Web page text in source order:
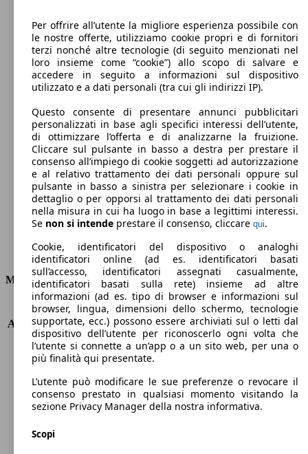
Benzina
Carburante
147 g/km
Emissioni di CO2 (combinato)*
Ø 6.4 l/100km
Consumi
Motore e Prestazioni
KW (PS)
148 kW (200 PS)
Accelerazione (0-100 km/h) 5.7s
Velocità massima (km/h)
230 km/h
Numero di marce
8
Cilindrata
1995 ccm
Carburante
Benzina
Trasmissione
Per offrire all’utente la migliore esperienza possibile con
le nostre offerte, utilizziamo cookie propri e di fornitori
terzi nonché altre tecnologie (di seguito menzionati nel
loro insieme come “cookie”) allo scopo di salvare e
accedere in seguito a informazioni sul dispositivo
utilizzato e a dati personali (tra cui gli indirizzi IP).
Questo consente di presentare annunci pubblicitari
personalizzati in base agli specifici interessi dell’utente,
di ottimizzare l’offerta e di analizzarne la fruizione.
Cliccare sul pulsante in basso a destra per prestare il
consenso all’impiego di cookie soggetti ad autorizzazione
e al relativo trattamento dei dati personali oppure sul
pulsante in basso a sinistra per selezionare i cookie in
dettaglio o per opporsi al trattamento dei dati personali
nella misura in cui ha luogo in base a legittimi interessi.
Se non si intende prestare il consenso, cliccare qui.
Cookie, identificatori del dispositivo o analoghi
identificatori online (ad es. identificatori basati
sull’accesso, identificatori assegnati casualmente,
identificatori basati sulla rete) insieme ad altre
informazioni (ad es. tipo di browser e informazioni sul
browser, lingua, dimensioni dello schermo, tecnologie
supportate, ecc.) possono essere archiviati sul o letti dal
dispositivo dell’utente per riconoscerlo ogni volta che
l’utente si connette a un’app o a un sito web, per una o
più finalità qui presentate.
L’utente può modificare le sue preferenze o revocare il
consenso prestato in qualsiasi momento visitando la
sezione Privacy Manager della nostra informativa.
Scopi